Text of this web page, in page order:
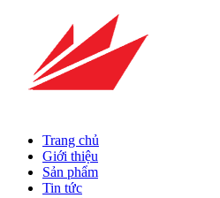
Trang chủ
Giới thiệu
Sản phẩm
Tin tức